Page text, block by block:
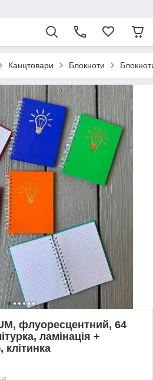
Канцтовари Блокноти
флуоресцентний, 64
ламінація +